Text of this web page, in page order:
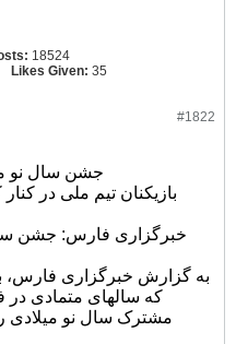
18524
Likes Given: 35
#1822
جشن سال نو
بازیکنان تیم ملی در
خبرگزاری فارس: جشن
به گزارش خبرگزاری فارس،
که سالهای متمادی در
مشترک سال نو میلادی